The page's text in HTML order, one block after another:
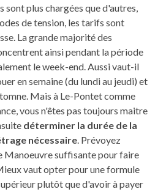
sont plus chargées que d'autres,
de tension, les tarifs sont
La grande majorité des
ainsi pendant la période
le week-end. Aussi vaut-il
en semaine (du lundi au jeudi) et
Mais à Le-Pontet comme
vous n'êtes pas toujours maitre
déterminer la durée de la
nécessaire. Prévoyez
Manoeuvre suffisante pour faire
vaut opter pour une formule
plutôt que d'avoir à payer